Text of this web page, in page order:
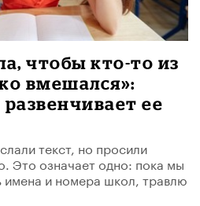
чтобы кто-то из
вмешался»:
ее
текст, но просили
Это означает одно: пока мы
имена и номера школ, травлю